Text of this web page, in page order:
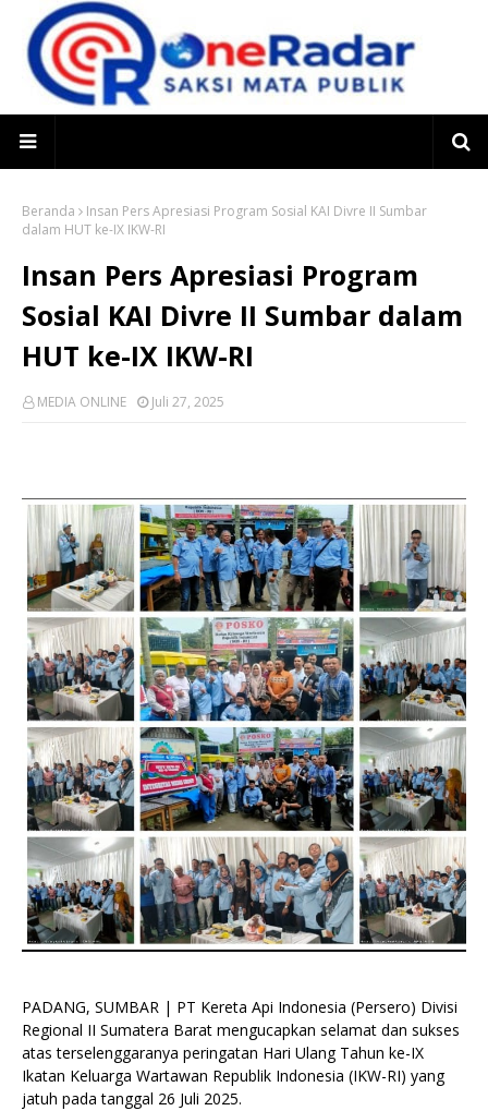
Beranda
Insan Pers Apresiasi Program Sosial KAI Divre II Sumbar
dalam HUT ke-IX IKW-RI
Insan Pers Apresiasi Program
Sosial KAI Divre II Sumbar dalam
HUT ke-IX IKW-RI
MEDIA ONLINE Juli 27, 2025
PADANG, SUMBAR | PT Kereta Api Indonesia (Persero) Divisi
Regional II Sumatera Barat mengucapkan selamat dan sukses
atas terselenggaranya peringatan Hari Ulang Tahun ke-IX
Ikatan Keluarga Wartawan Republik Indonesia (IKW-RI) yang
jatuh pada tanggal 26 Juli 2025.